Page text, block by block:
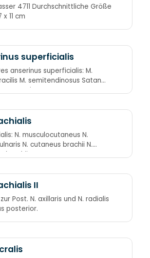
4711 Durchschnittliche Größe
11 cm
superficialis
anserinus superficialis: M.
M. semitendinosus Satan
Diener
N. musculocutaneus N.
N. cutaneus brachii N.
II
Post. N. axillaris und N. radialis
posterior.